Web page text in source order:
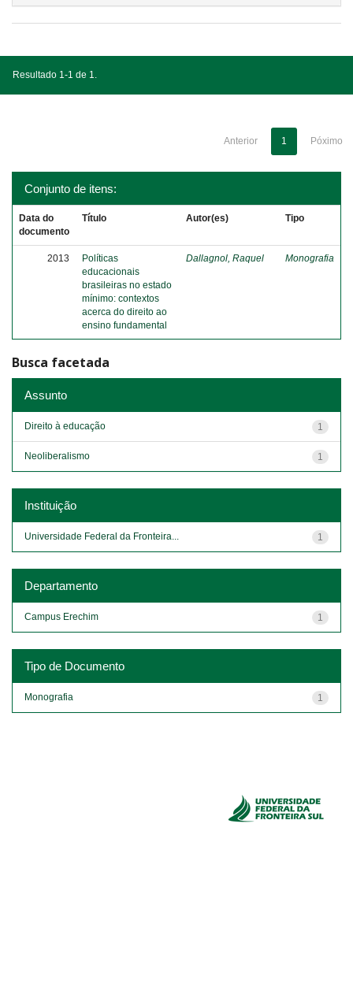
Resultado 1-1 de 1.
Anterior 1 Póximo
Conjunto de itens:
Data do
documento
Título Autor(es) Tipo
2013
Políticas
educacionais
brasileiras no estado
mínimo: contextos
acerca do direito ao
ensino fundamental
Dallagnol, Raquel Monografia
Busca facetada
Assunto
1
Direito à educação
1
Neoliberalismo
Instituição
1
Universidade Federal da Fronteira...
Departamento
1
Campus Erechim
Tipo de Documento
1
Monografia